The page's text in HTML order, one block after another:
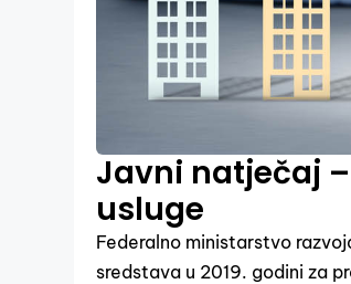
Javni natječaj
usluge
Federalno ministarstvo
sredstava u 2019. godini za